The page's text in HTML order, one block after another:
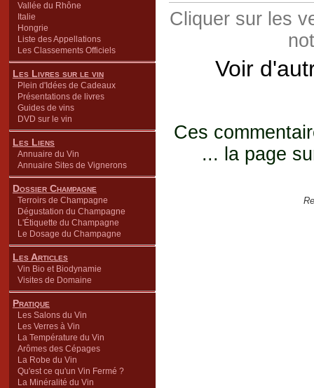
Vallée du Rhône
Italie
Hongrie
Liste des Appellations
Les Classements Officiels
Les Livres sur le vin
Plein d'Idées de Cadeaux
Présentations de livres
Guides de vins
DVD sur le vin
Les Liens
Annuaire du Vin
Annuaire Sites de Vignerons
Dossier Champagne
Terroirs de Champagne
Dégustation du Champagne
L'Étiquette du Champagne
Le Dosage du Champagne
Les Articles
Vin Bio et Biodynamie
Visites de Domaine
Pratique
Les Salons du Vin
Les Verres à Vin
La Température du Vin
Arômes des Cépages
La Robe du Vin
Qu'est ce qu'un Vin Fermé ?
La Minéralité du Vin
Cliquer sur les
Voir
Ces
... la page